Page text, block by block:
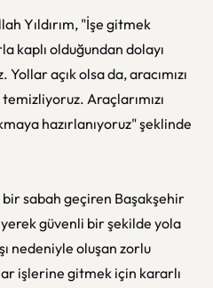
Yıldırım, "İşe gitmek
kaplı olduğundan dolayı
açık olsa da, aracımızı
Araçlarımızı
hazırlanıyoruz" şeklinde
bir sabah geçiren Başakşehir
güvenli bir şekilde yola
nedeniyle oluşan zorlu
işlerine gitmek için kararlı